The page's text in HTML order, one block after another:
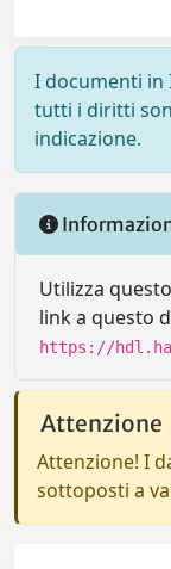
I documenti in
tutti i diritti
indicazione.
Utilizza
link a questo
https://
Attenzione
Attenzione! I
sottoposti a